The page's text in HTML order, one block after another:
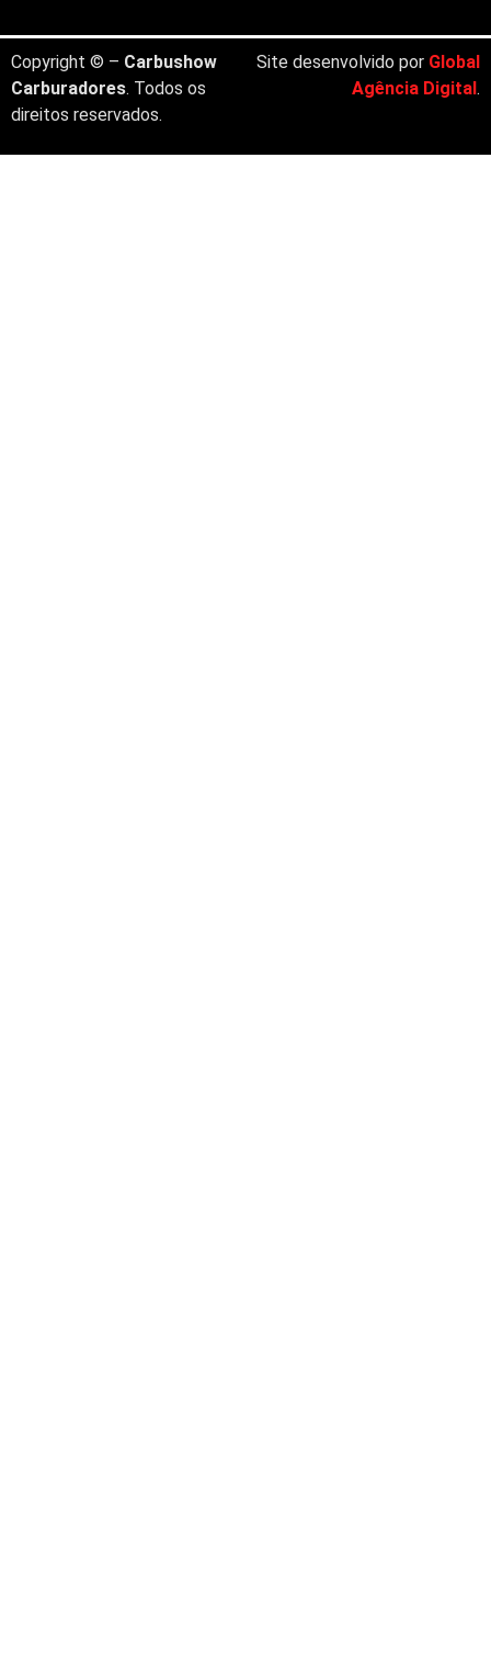
Copyright © – Carbushow
Carburadores. Todos os
direitos reservados.
Site desenvolvido por Global
Agência Digital.